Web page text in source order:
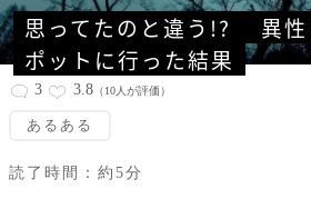
思ってたのと違う!?　 異
ポットに行った結果
3 3.8 （10人が評価）
あるある
読了時間：約5分